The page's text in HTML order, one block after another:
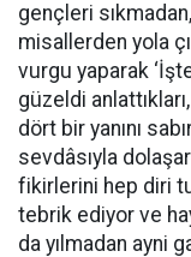
gençleri
misallerden yola
vurgu yaparak
güzeldi
dört bir yanını
sevdâsıyla
fikirlerini hep diri
tebrik ediyor ve
da yılmadan ayni